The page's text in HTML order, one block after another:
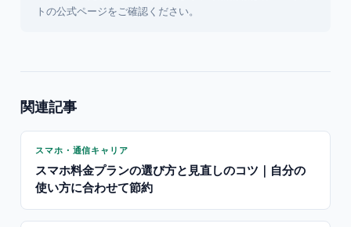
トの公式ページをご確認ください。
関連記事
スマホ・通信キャリア
スマホ料金プランの選び方と見直しのコツ｜自分の
使い方に合わせて節約